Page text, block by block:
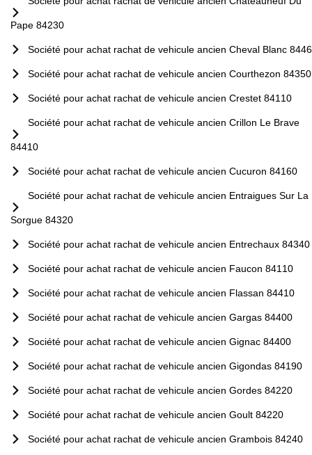
Pape 84230
Société pour achat rachat de vehicule ancien Cheval Blanc
Société pour achat rachat de vehicule ancien Courthezon 84350
Société pour achat rachat de vehicule ancien Crestet 84110
Société pour achat rachat de vehicule ancien Crillon Le Brave
84410
Société pour achat rachat de vehicule ancien Cucuron 84160
Société pour achat rachat de vehicule ancien Entraigues Sur La
Sorgue 84320
Société pour achat rachat de vehicule ancien Entrechaux 84340
Société pour achat rachat de vehicule ancien Faucon 84110
Société pour achat rachat de vehicule ancien Flassan 84410
Société pour achat rachat de vehicule ancien Gargas 84400
Société pour achat rachat de vehicule ancien Gignac 84400
Société pour achat rachat de vehicule ancien Gigondas 84190
Société pour achat rachat de vehicule ancien Gordes 84220
Société pour achat rachat de vehicule ancien Goult 84220
Société pour achat rachat de vehicule ancien Grambois 84240